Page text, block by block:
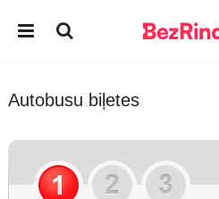
Autobusu biļetes